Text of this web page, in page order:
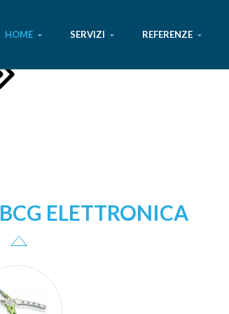
HOME SERVIZI REFERENZE
BCG ELETTRONICA